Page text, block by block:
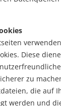
Diese
zu
die auf
werden und